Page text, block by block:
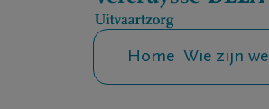
Home Wie zijn we